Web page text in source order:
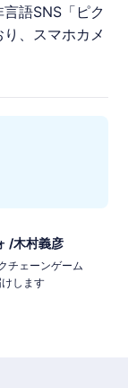
語SNS「ピク
、スマホカメ
/木村義彦
チェーンゲーム
します